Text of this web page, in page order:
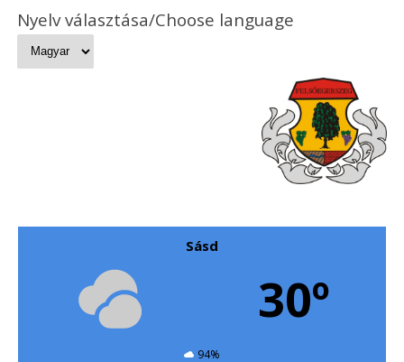
Nyelv választása/Choose language
Sásd
30º
94%